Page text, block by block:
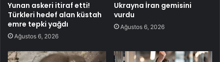
Yunan askeri itiraf etti!
Türkleri hedef alan küstah
emre tepki yağdı
Ağustos 6, 2026
Ukrayna İran gemisini
vurdu
Ağustos 6, 2026